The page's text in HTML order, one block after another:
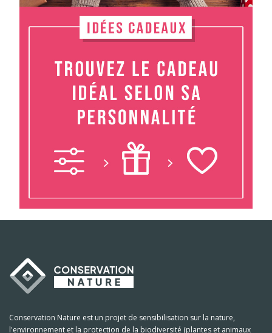
Conservation Nature est un projet de sensibilisation sur la nature,
l'environnement et la protection de la biodiversité (plantes et animaux